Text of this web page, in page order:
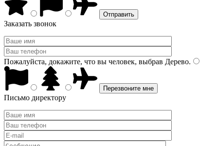
Заказать звонок
Пожалуйста, докажите, что вы человек, выбрав Дерево.
Письмо директору